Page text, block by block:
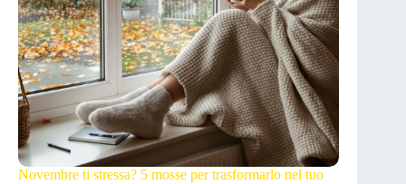
Novembre ti stressa? 5 mosse per trasformarlo nel tuo